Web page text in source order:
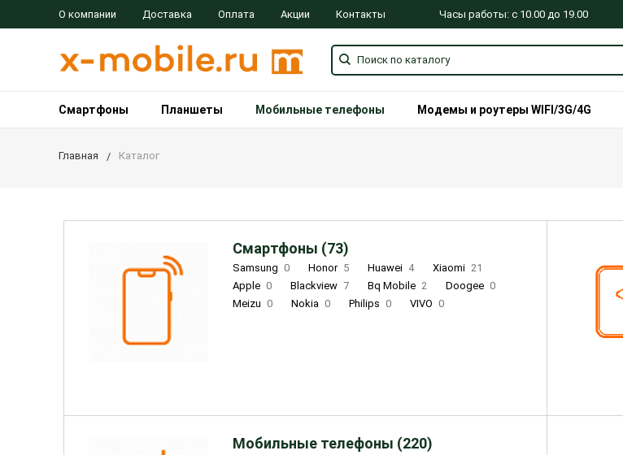
О компании Доставка Оплата Акции Контакты Часы работы: с 10.00 до 19.00
Смартфоны Планшеты Мобильные телефоны Модемы и роутеры WIFI/3G/4G
Главная Каталог
Смартфоны (73)
Samsung 0 Honor 5 Huawei 4 Xiaomi 21
Apple 0 Blackview 7 Bq Mobile 2 Doogee 0
Meizu 0 Nokia 0 Philips 0 VIVO 0
Мобильные телефоны (220)